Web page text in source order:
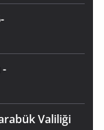
-
Valiliği